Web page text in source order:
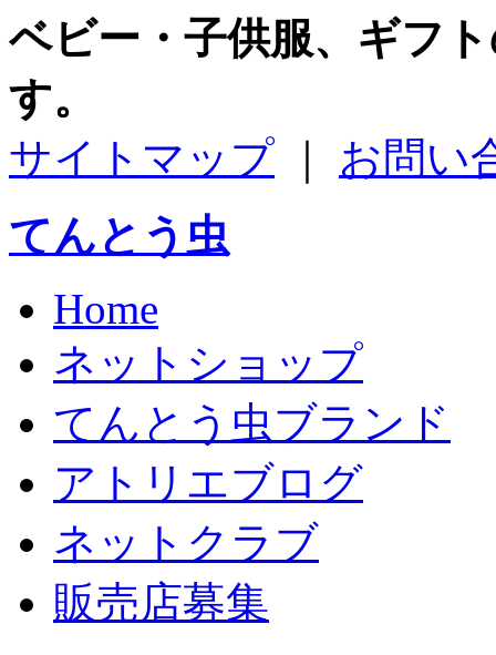
ベビー・子供服、ギフ
す。
サイトマップ
お問い
てんとう虫
Home
ネットショップ
てんとう虫ブランド
アトリエブログ
ネットクラブ
販売店募集